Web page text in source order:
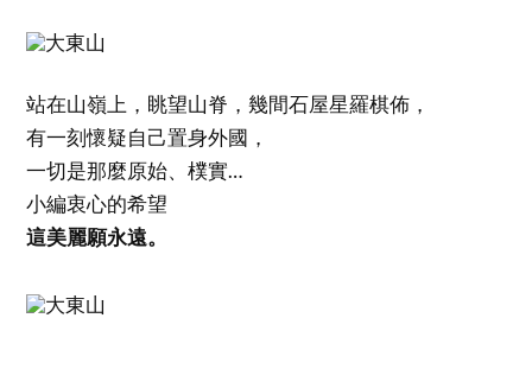
站在山嶺上，眺望山脊，幾間石屋星羅棋佈，
有一刻懷疑自己置身外國，
一切是那麼原始、樸實…
小編衷心的希望
這美麗願永遠。